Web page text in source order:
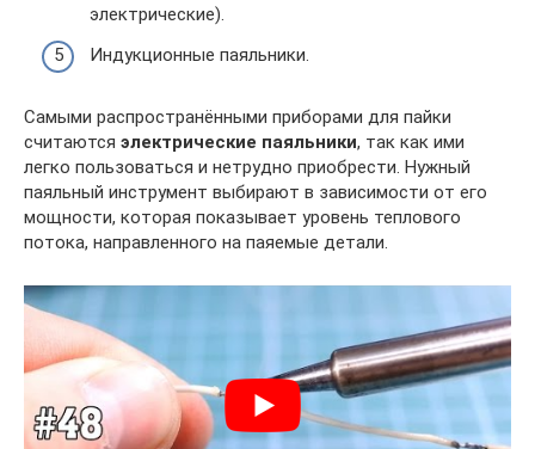
электрические).
Индукционные паяльники.
Самыми распространёнными приборами для пайки
считаются электрические паяльники, так как ими
легко пользоваться и нетрудно приобрести. Нужный
паяльный инструмент выбирают в зависимости от его
мощности, которая показывает уровень теплового
потока, направленного на паяемые детали.